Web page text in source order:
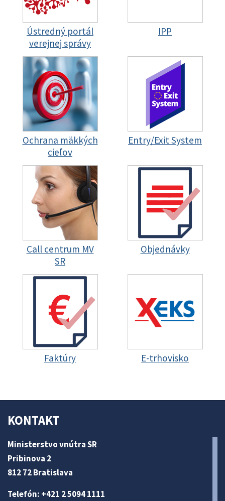
Ústredný portál
verejnej správy
IPP
Ochrana mäkkých
cieľov
Entry/Exit System
Call centrum MV
SR
Objednávky
Faktúry E-trhovisko
KONTAKT
Ministerstvo vnútra SR
Pribinova 2
812 72 Bratislava
Telefón: +421 2 5094 1111